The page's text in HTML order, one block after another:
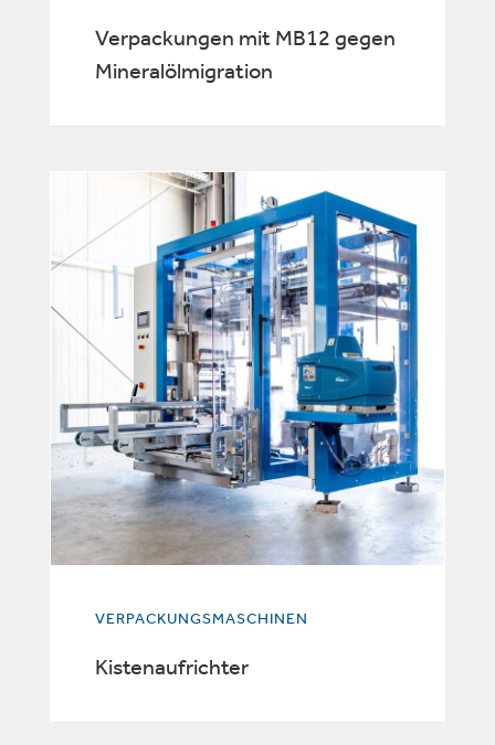
Verpackungen mit MB12 gegen
Mineralölmigration
VERPACKUNGSMASCHINEN
Kistenaufrichter